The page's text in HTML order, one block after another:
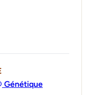
Génétique